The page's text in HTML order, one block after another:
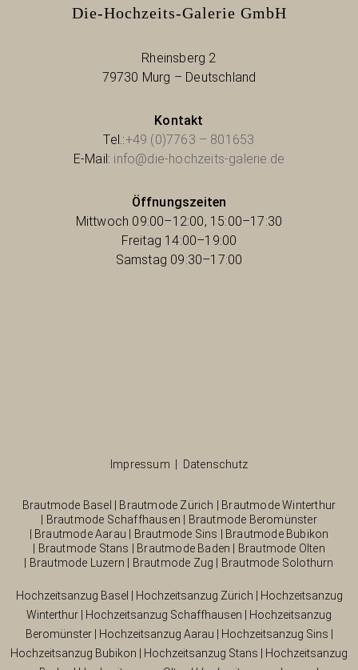
Impressum Datenschutz
Die-Hochzeits-Galerie GmbH
Rheinsberg 2
79730 Murg – Deutschland
Kontakt
Tel.:+49 (0)7763 – 801653
E-Mail: info@die-hochzeits-galerie.de
Öffnungszeiten
Mittwoch 09:00–12:00, 15:00–17:30
Freitag 14:00–19:00
Samstag 09:30–17:00
Brautmode Basel Brautmode Zürich
Brautmode Winterthur
Brautmode Schaffhausen
Brautmode Beromünster
Brautmode Aarau Brautmode Sins
Brautmode Bubikon
Brautmode Stans Brautmode Baden
Brautmode Olten
Brautmode Luzern Brautmode Zug Brautmode Solothurn
Hochzeitsanzug Basel Hochzeitsanzug Zürich
Hochzeitsanzug
Winterthur
Hochzeitsanzug Schaffhausen
Hochzeitsanzug
Beromünster| Hochzeitsanzug Aarau Hochzeitsanzug Sins
Hochzeitsanzug Bubikon
Hochzeitsanzug Stans
Hochzeitsanzug